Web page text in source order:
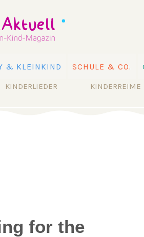
& KLEINKIND SCHULE & CO.
KINDERLIEDER KINDERREIME
for the